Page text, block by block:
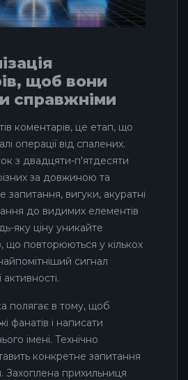
щоб вони
справжніми
коментарів, це етап, що
операції від спалених.
з двадцяти-п'ятдесяти
за довжиною та
запитання, вигуки, акуратні
до видимих елементів
яку ціну уникайте
що повторюються у кількох
сигнал
полягає в тому, щоб
фанатів і написати
імені. Технічно
конкретне запитання
Захоплена прихильниця